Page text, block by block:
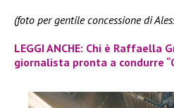
(foto per gentile concessione di
LEGGI ANCHE: Chi è Raffaella
giornalista pronta a condurre